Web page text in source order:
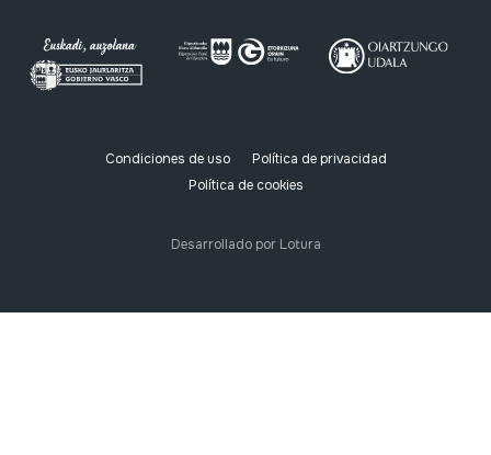
Condiciones de uso
Política de privacidad
Política de cookies
Desarrollado por Lotura